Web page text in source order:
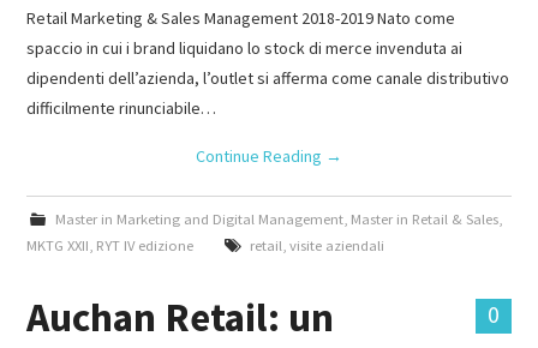
Retail Marketing & Sales Management 2018-2019 Nato come
spaccio in cui i brand liquidano lo stock di merce invenduta ai
dipendenti dell’azienda, l’outlet si afferma come canale distributivo
difficilmente rinunciabile…
Continue Reading →
Master in Marketing and Digital Management, Master in Retail & Sales,
MKTG XXII RYT IV edizione retail visite aziendali
0
Auchan Retail: un